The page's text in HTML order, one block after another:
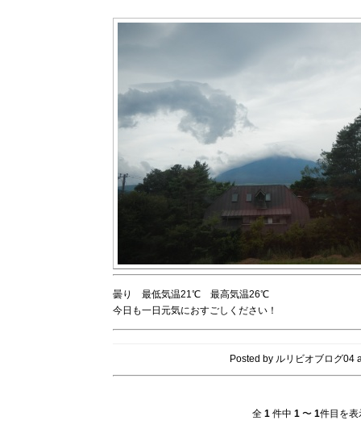
曇り 最低気温21℃ 最高気温26℃
今日も一日元気におすごしください！
Posted by ルリビオブログ
全 1件中 1〜 1件目を表